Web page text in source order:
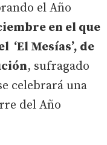
el Año
en el que
Mesías’, de
, sufragado
celebrará una
del Año